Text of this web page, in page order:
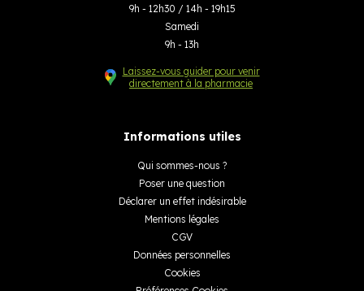
9h - 12h30 / 14h - 19h15
Samedi
9h - 13h
Laissez-vous guider pour venir
directement à la pharmacie
Informations utiles
Qui sommes-nous ?
Poser une question
Déclarer un effet indésirable
Mentions légales
CGV
Données personnelles
Cookies